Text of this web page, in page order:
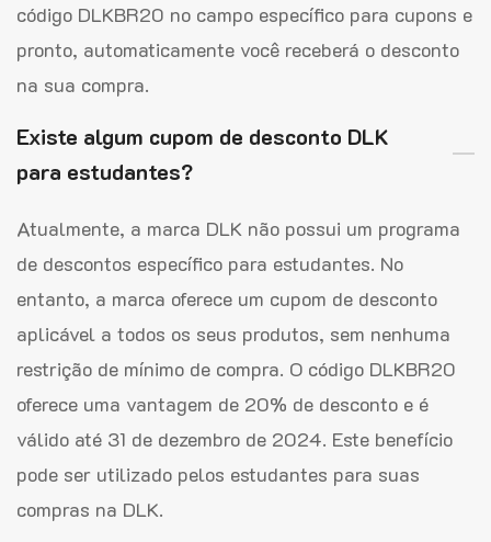
código DLKBR20 no campo específico para cupons e
pronto, automaticamente você receberá o desconto
na sua compra.
Existe algum cupom de desconto DLK
para estudantes?
Atualmente, a marca DLK não possui um programa
de descontos específico para estudantes. No
entanto, a marca oferece um cupom de desconto
aplicável a todos os seus produtos, sem nenhuma
restrição de mínimo de compra. O código DLKBR20
oferece uma vantagem de 20% de desconto e é
válido até 31 de dezembro de 2024. Este benefício
pode ser utilizado pelos estudantes para suas
compras na DLK.